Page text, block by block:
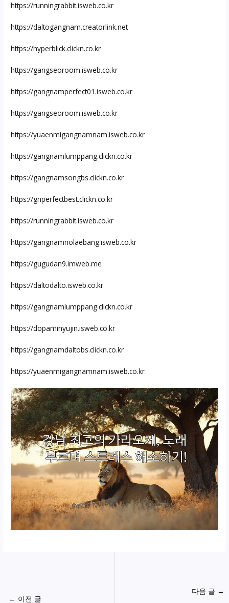
https://runningrabbit.isweb.co.kr
https://daltogangnam.creatorlink.net
https://hyperblick.clickn.co.kr
https://gangseoroom.isweb.co.kr
https://gangnamperfect01.isweb.co.kr
https://gangseoroom.isweb.co.kr
https://yuaenmigangnamnam.isweb.co.kr
https://gangnamlumppang.clickn.co.kr
https://gangnamsongbs.clickn.co.kr
https://gnperfectbest.clickn.co.kr
https://runningrabbit.isweb.co.kr
https://gangnamnolaebang.isweb.co.kr
https://gugudan9.imweb.me
https://daltodalto.isweb.co.kr
https://gangnamlumppang.clickn.co.kr
https://dopaminyujin.isweb.co.kr
https://gangnamdaltobs.clickn.co.kr
https://yuaenmigangnamnam.isweb.co.kr
← 이전 글
다음 글 →